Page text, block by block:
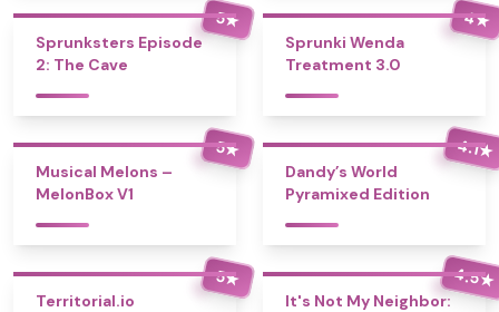
5★
Sprunksters Episode
2: The Cave
4★
Sprunki Wenda
Treatment 3.0
5★
Musical Melons –
MelonBox V1
4.1★
Dandy’s World
Pyramixed Edition
5★
Territorial.io
4.5★
It's Not My Neighbor: